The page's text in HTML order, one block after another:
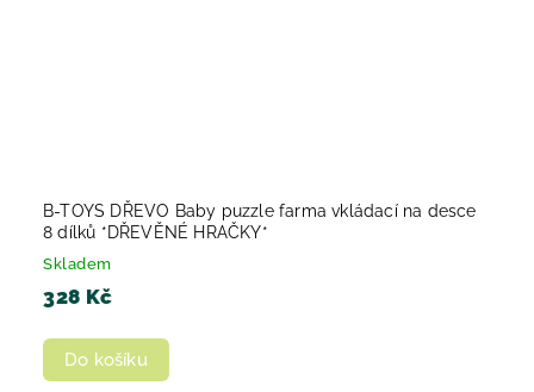
B-TOYS DŘEVO Baby puzzle farma vkládací na desce
8 dílků *DŘEVĚNÉ HRAČKY*
Skladem
328 Kč
Do košíku